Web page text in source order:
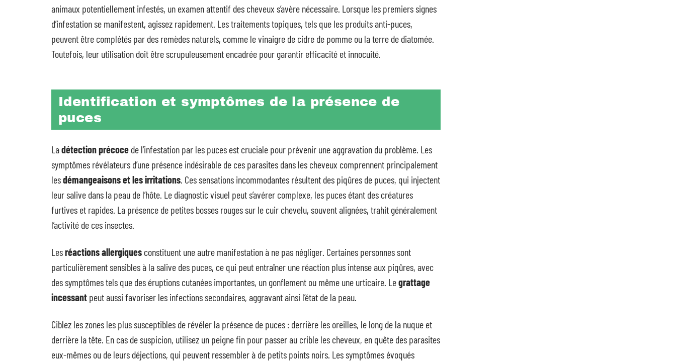
animaux potentiellement infestés, un examen attentif des cheveux s’avère nécessaire. Lorsque les premiers signes
d’infestation se manifestent, agissez rapidement. Les traitements topiques, tels que les produits anti-puces,
peuvent être complétés par des remèdes naturels, comme le vinaigre de cidre de pomme ou la terre de diatomée.
Toutefois, leur utilisation doit être scrupuleusement encadrée pour garantir efficacité et innocuité.
Identification et symptômes de la présence de
puces
Ladétection précoce de l’infestation par les puces est cruciale pour prévenir une aggravation du problème. Les
symptômes révélateurs d’une présence indésirable de ces parasites dans les cheveux comprennent principalement
lesdémangeaisons et les irritations. Ces sensations incommodantes résultent des piqûres de puces, qui injectent
leur salive dans la peau de l’hôte. Le diagnostic visuel peut s’avérer complexe, les puces étant des créatures
furtives et rapides. La présence de petites bosses rouges sur le cuir chevelu, souvent alignées, trahit généralement
l’activité de ces insectes.
Lesréactions allergiques constituent une autre manifestation à ne pas négliger. Certaines personnes sont
particulièrement sensibles à la salive des puces, ce qui peut entraîner une réaction plus intense aux piqûres, avec
des symptômes tels que des éruptions cutanées importantes, un gonflement ou même une urticaire. Legrattage
incessant peut aussi favoriser les infections secondaires, aggravant ainsi l’état de la peau.
Ciblez les zones les plus susceptibles de révéler la présence de puces : derrière les oreilles, le long de la nuque et
derrière la tête. En cas de suspicion, utilisez un peigne fin pour passer au crible les cheveux, en quête des parasites
eux-mêmes ou de leurs déjections, qui peuvent ressembler à de petits points noirs. Les symptômes évoqués